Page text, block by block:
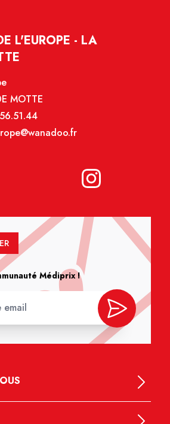
L'EUROPE - LA
MOTTE
Médiprix !